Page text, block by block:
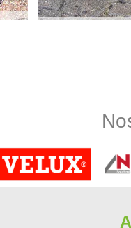
nettoyage sera ainsi
pas à nous faire
des terrasses à
en parfait état. En
un devis gratuit et